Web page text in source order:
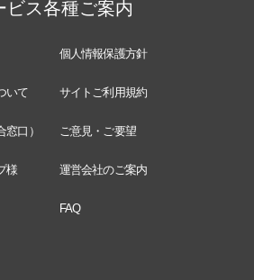
ビス各種ご案内
個人情報保護方針
いて サイトご利用規約
口） ご意見・ご要望
様 運営会社のご案内
FAQ